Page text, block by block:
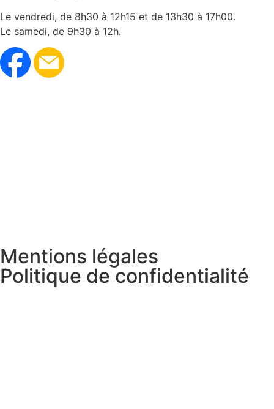
Le vendredi, de 8h30 à 12h15 et de 13h30 à 17h00.
Le samedi, de 9h30 à 12h.
Mentions légales
Politique de confidentialité